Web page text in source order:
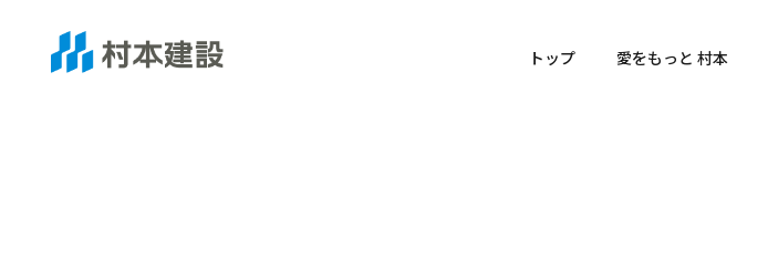
トップ 愛をもっと 村本